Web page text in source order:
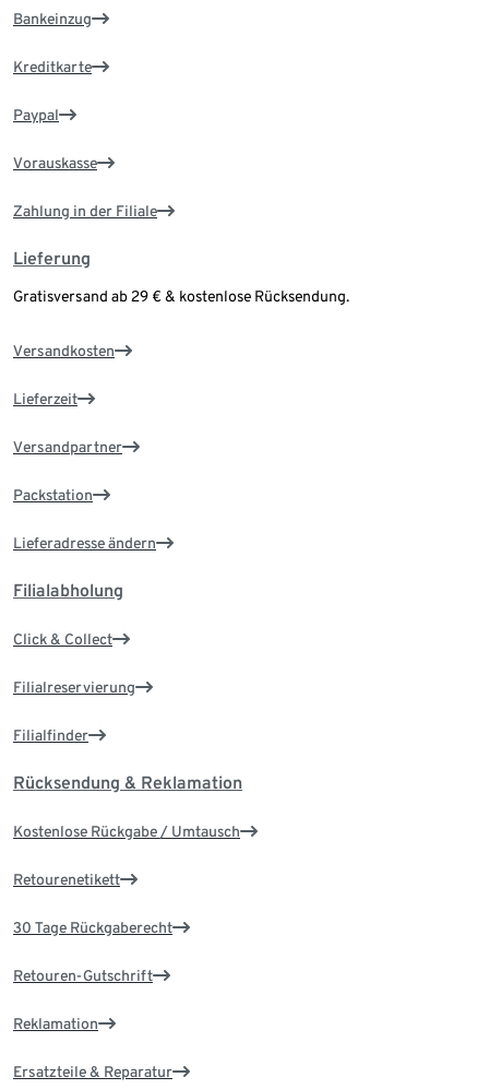
Bankeinzug
Kreditkarte
Paypal
Vorauskasse
Zahlung in der Filiale
Lieferung
Gratisversand ab 29 € & kostenlose Rücksendung.
Versandkosten
Lieferzeit
Versandpartner
Packstation
Lieferadresse ändern
Filialabholung
Click & Collect
Filialreservierung
Filialfinder
Rücksendung & Reklamation
Kostenlose Rückgabe / Umtausch
Retourenetikett
30 Tage Rückgaberecht
Retouren-Gutschrift
Reklamation
Ersatzteile & Reparatur